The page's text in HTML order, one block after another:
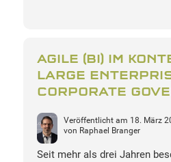
AGILE (BI) IM
LARGE
CORPORATE
Veröffentlicht am 18. März
von Raphael Branger
Seit mehr als drei Jahren